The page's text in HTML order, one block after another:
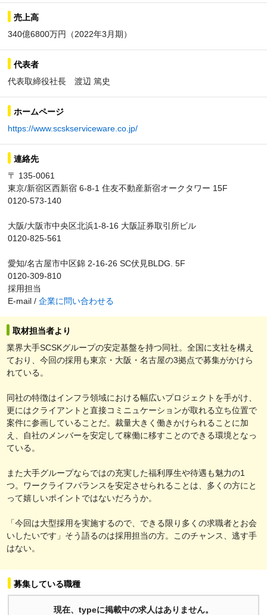
売上高
340億6800万円（2022年3月期）
代表者
代表取締役社長 渡辺 篤史
ホームページ
https://www.scskserviceware.co.jp/
連絡先
〒 135-0061
東京/新宿区西新宿 6-8-1 住友不動産新宿オークタワー 15F
0120-573-140
大阪/大阪市中央区北浜1-8-16 大阪証券取引所ビル
0120-825-561
愛知/名古屋市中区錦 2-16-26 SC伏見BLDG. 5F
0120-309-810
採用担当
E-mail / 企業に問い合わせる
取材担当者より
業界大手SCSKグループの安定基盤を持つ同社。全国に支社を構え
ており、今回の採用も東京・大阪・名古屋の3拠点で募集がかけら
れている。
同社の特徴はインフラ領域における幅広いプロジェクトを手がけ、
更にはクライアントと直接コミニュケーションが取れる立ち位置で
案件に参画していることだ。裁量大きく働きかけられることに加
え、自社のメンバーを安定して稼働に移すことのできる環境となっ
ている。
また大手グループならではの充実した福利厚生や待遇も魅力の1
つ。ワークライフバランスを安定させられることは、多くの方にと
って嬉しいポイントではないだろうか。
「今回は大型採用を実施するので、できる限り多くの求職者とお会
いしたいです」そう語るのは採用担当の方。このチャンス、逃す手
はない。
募集している職種
現在、typeに掲載中の求人はありません。